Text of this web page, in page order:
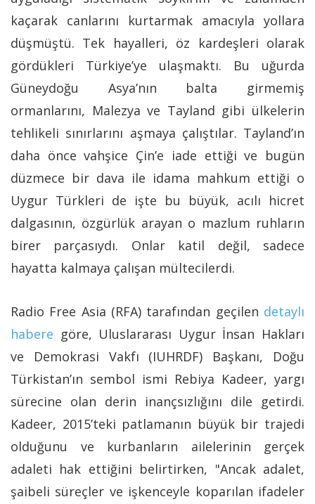
kaçarak canlarını kurtarmak amacıyla yollara
düşmüştü. Tek hayalleri, öz kardeşleri olarak
gördükleri Türkiye’ye ulaşmaktı. Bu uğurda
Güneydoğu Asya’nın balta girmemiş
ormanlarını, Malezya ve Tayland gibi ülkelerin
tehlikeli sınırlarını aşmaya çalıştılar. Tayland’ın
daha önce vahşice Çin’e iade ettiği ve bugün
düzmece bir dava ile idama mahkum ettiği o
Uygur Türkleri de işte bu büyük, acılı hicret
dalgasının, özgürlük arayan o mazlum ruhların
birer parçasıydı. Onlar katil değil, sadece
hayatta kalmaya çalışan mültecilerdi.
Radio Free Asia (RFA) tarafından geçilen detaylı
habere göre, Uluslararası Uygur İnsan Hakları
ve Demokrasi Vakfı (IUHRDF) Başkanı, Doğu
Türkistan’ın sembol ismi Rebiya Kadeer, yargı
sürecine olan derin inançsızlığını dile getirdi.
Kadeer, 2015’teki patlamanın büyük bir trajedi
olduğunu ve kurbanların ailelerinin gerçek
adaleti hak ettiğini belirtirken, "Ancak adalet,
şaibeli süreçler ve işkenceyle koparılan ifadeler